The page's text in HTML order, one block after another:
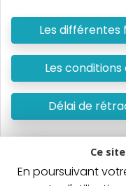
Les
Les
Délai de
Un crédit vous
Ce
En poursuivant